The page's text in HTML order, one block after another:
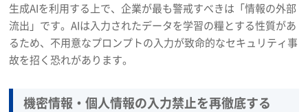
生成AIを利用する上で、企業が最も警戒すべきは「情報の外部
流出」です。AIは入力されたデータを学習の糧とする性質があ
るため、不用意なプロンプトの入力が致命的なセキュリティ事
故を招く恐れがあります。
機密情報・個人情報の入力禁止を再徹底する